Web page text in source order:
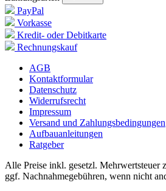
PayPal
Vorkasse
Kredit- oder Debitkarte
Rechnungskauf
AGB
Kontaktformular
Datenschutz
Widerrufsrecht
Impressum
Versand und Zahlungsbedingungen
Aufbauanleitungen
Ratgeber
Alle Preise inkl. gesetzl. Mehrwertsteuer
ggf. Nachnahmegebühren, wenn nicht